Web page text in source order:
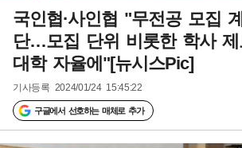
국인협·사인협 "무전공 모집
단…모집 단위 비롯한 학사 제
대학 자율에"[뉴시스Pic]
기사등록 2024/01/24 15:45:22
구글에서 선호하는 매체로 추가